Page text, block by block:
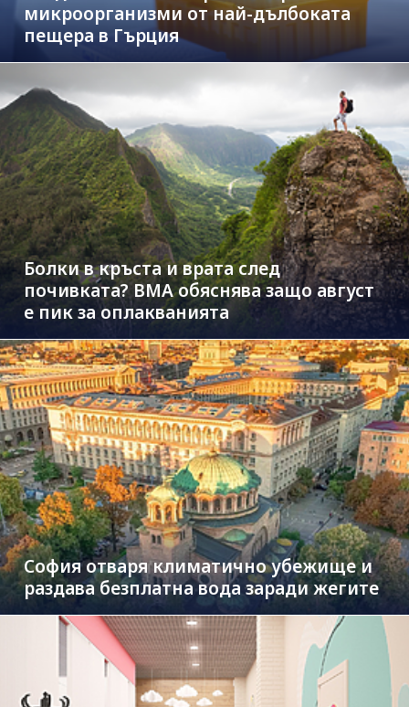
микроорганизми от най-дълбоката
пещера в Гърция
Болки в кръста и врата след
почивката? ВМА обяснява защо август
е пик за оплакванията
София отваря климатично убежище и
раздава безплатна вода заради жегите